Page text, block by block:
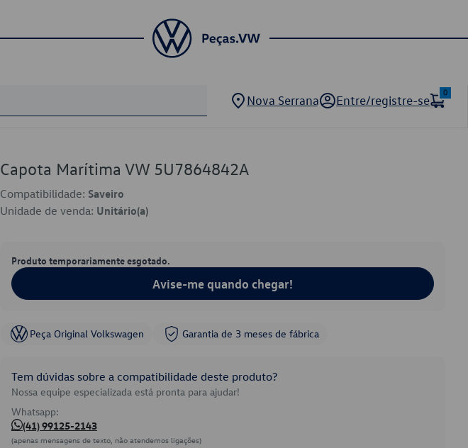
Nova Serrana Entre/registre-se
0
Capota Marítima VW 5U7864842A
Compatibilidade: Saveiro
Unidade de venda: Unitário(a)
Produto temporariamente esgotado.
Avise-me quando chegar!
Peça Original Volkswagen Garantia de 3 meses de fábrica
Tem dúvidas sobre a compatibilidade deste produto?
Nossa equipe especializada está pronta para ajudar!
Whatsapp:
(41) 99125-2143
(apenas mensagens de texto, não atendemos ligações)